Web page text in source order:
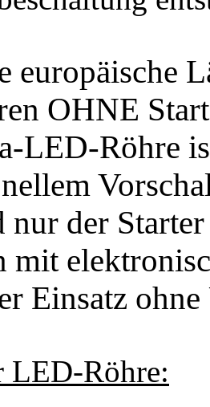
europäische
OHNE
LED-Röhre
nur der
mit
Einsatz
LED-Röhre: